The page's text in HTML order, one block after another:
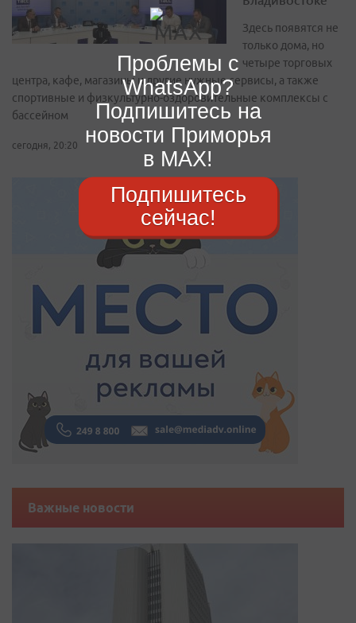
Здесь появятся не
только дома, но
четыре торговых
центра, кафе, магазины и другие нужные сервисы, а также
спортивные и физкультурно-оздоровительные комплексы с
бассейном
сегодня, 20:20
Важные новости
Проблемы с
WhatsApp?
Подпишитесь на
новости Приморья
в MAX!
Подпишитесь
сейчас!